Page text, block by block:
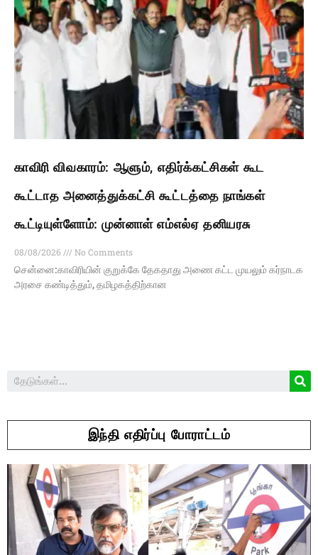
காவிரி விவகாரம்: ஆளும், எதிர்க்கட்சிகள் கூட
கூட்டாத அனைத்துக்கட்சி கூட்டத்தை நாங்கள்
கூட்டியுள்ளோம்: முன்னாள் எம்எல்ஏ தனியரசு
08/08/2026
No Comments
சென்னை:காவிரியின் குறுக்கே தேகதாது அணை கட்ட முயலும் கர்நாடக
அரசை கண்டித்தும், தமிழகத்திற்கான
இந்தி எதிர்ப்பு போராட்டம்